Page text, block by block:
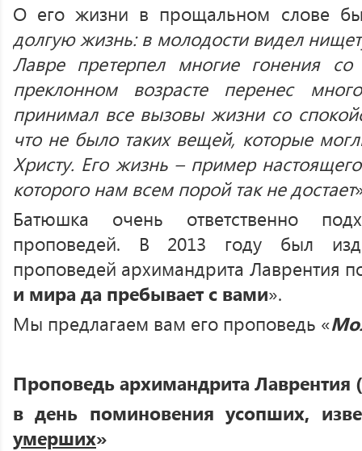
О его жизни в прощальном слове
долгую жизнь: в молодости видел
Лавре претерпел многие гонения
преклонном возрасте перенес
принимал все вызовы жизни со
что не было таких вещей, которые
Христу. Его жизнь – пример
которого нам всем порой так не достает
Батюшка очень ответственно
проповедей. В 2013 году был
проповедей архимандрита Лаврентия
и мира да пребывает с вами».
Мы предлагаем вам его проповедь «
Проповедь архимандрита Лаврентия
в день поминовения усопших,
умерших»